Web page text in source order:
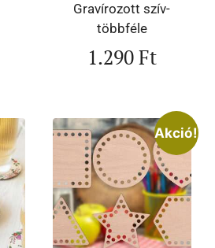
Gravírozott szív-
többféle
1.290Ft
Akció!